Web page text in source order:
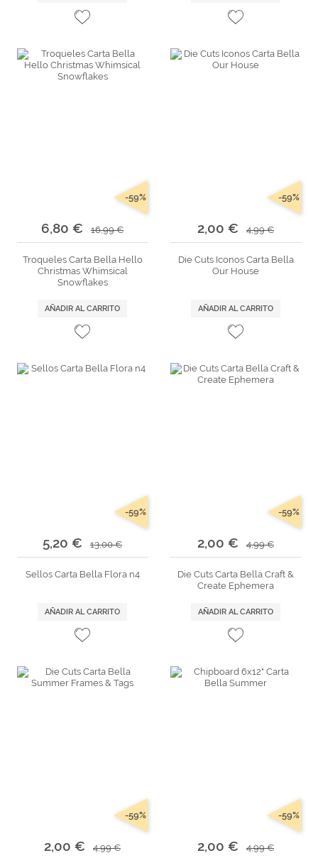
6,80 € 16,99 €
-59%
Troqueles Carta Bella Hello
Christmas Whimsical
Snowflakes
AÑADIR AL CARRITO
2,00 € 4,99 €
-59%
Die Cuts Iconos Carta Bella
Our House
AÑADIR AL CARRITO
5,20 € 13,00 €
-59%
Sellos Carta Bella Flora n4
AÑADIR AL CARRITO
2,00 € 4,99 €
-59%
Die Cuts Carta Bella Craft &
Create Ephemera
AÑADIR AL CARRITO
2,00 € 4,99 €
-59%
2,00 € 4,99 €
-59%